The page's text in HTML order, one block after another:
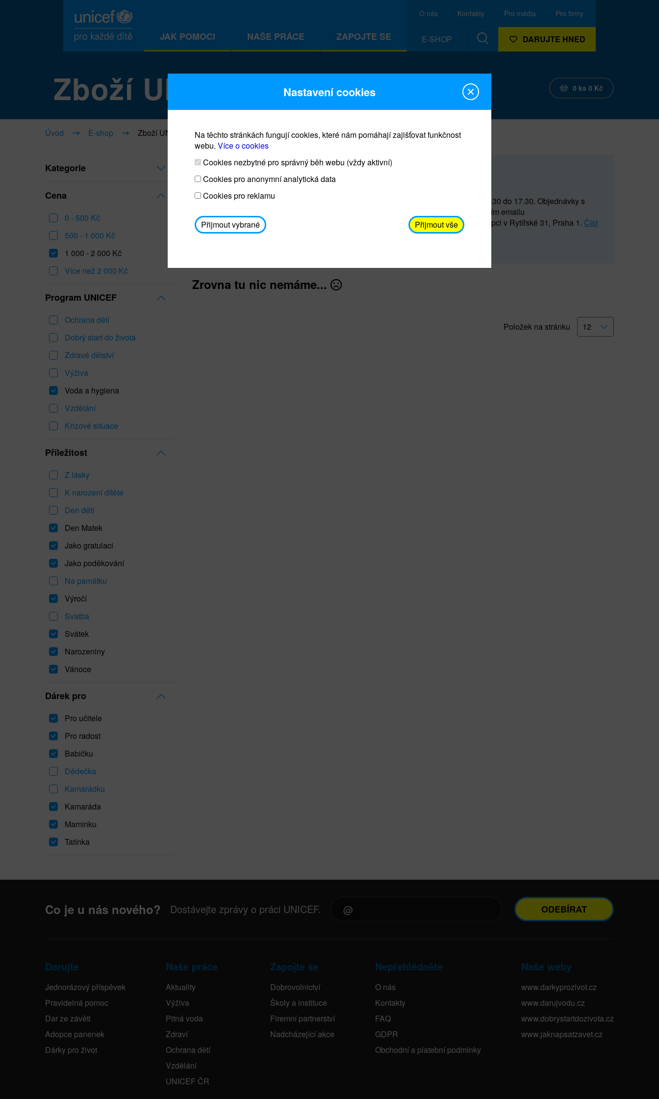
JAK POMOCI NAŠE PRÁCE ZAPOJTE SE
O nás Kontakty Pro média Pro firmy
E-SHOP DARUJTE HNED
Zboží UNICEF 0 ks 0 Kč
Úvod E-shop Zboží UNICEF
Kategorie
Cena
0 - 500 Kč
500 - 1 000 Kč
1 000 - 2 000 Kč
Více než 2 000 Kč
Program UNICEF
Ochrana dětí
Dobrý start do života
Zdravé dětství
Výživa
Voda a hygiena
Vzdělání
Krizové situace
Příležitost
Z lásky
K narození dítěte
Den dětí
Den Matek
Jako gratulaci
Jako poděkování
Na památku
Výročí
Svatba
Svátek
Narozeniny
Vánoce
Dárek pro
Pro učitele
Pro radost
Babičku
Dědečka
Kamarádku
Kamaráda
Maminku
Tatínka
Prodej blahopřání a dárků UNICEF
Prodejna UNICEF bude otevřena každý čtvrtek o 11 do 15 a od 15.30 do 17.30. Objednávky s
osobním odběrem je možné vyzvednout po domluvě (prostřednictvím emailu
avodickova@unicef.cz nebo telefonním čísle 606 655 547) na recepci v Rytířské 31, Praha 1. Číst
dále
Zrovna tu nic nemáme...
Položek na stránku
Co je u nás nového? Dostávejte zprávy o práci UNICEF. ODEBÍRAT
Darujte
Jednorázový příspěvek
Pravidelná pomoc
Dar ze závěti
Adopce panenek
Dárky pro život
Naše práce
Aktuality
Výživa
Pitná voda
Zdraví
Ochrana dětí
Vzdělání
UNICEF ČR
Zapojte se
Dobrovolnictví
Školy a instituce
Firemní partnerství
Nadcházející akce
Nepřehlédněte
O nás
Kontakty
FAQ
GDPR
Obchodní a platební podmínky
Naše weby
www.darkyprozivot.cz
www.darujvodu.cz
www.dobrystartdozivota.cz
www.jaknapsatzavet.cz
Nastavení cookies
Na těchto stránkách fungují cookies, které nám pomáhají zajišťovat funkčnost
webu. Více o cookies
Cookies nezbytné pro správný běh webu (vždy aktivní)
Cookies pro anonymní analytická data
Cookies pro reklamu
Přijmout vybrané Přijmout vše